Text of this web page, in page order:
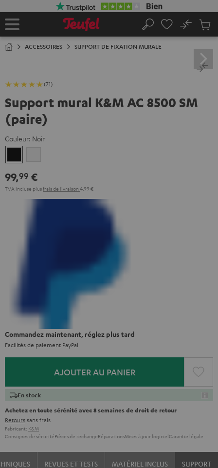
Page
Rechercher
No
panier
ACCESSOIRES SUPPORT DE FIXATION MURALE
(71)
Support mural K&M AC 8500 SM
(paire)
Couleur: Noir
99,99 €
TVA incluse plusfrais de livraison 4,99 €
Commandez maintenant, réglez plus tard
Facilités de paiement PayPal
AJOUTER AU PANIER
En stock
Achetez en toute sérénité avec 8 semaines de droit de retour
Retourssans frais
Fabricant: K&M
Consignes de sécuritéPièces de rechangeRéparationsMises à jour logicielGarantie légale
REVUES ET TESTS MATÉRIEL INCLUS SUPPORT